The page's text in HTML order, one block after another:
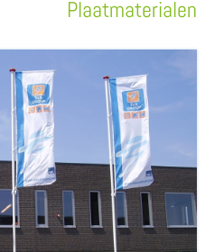
Plaatmaterialen